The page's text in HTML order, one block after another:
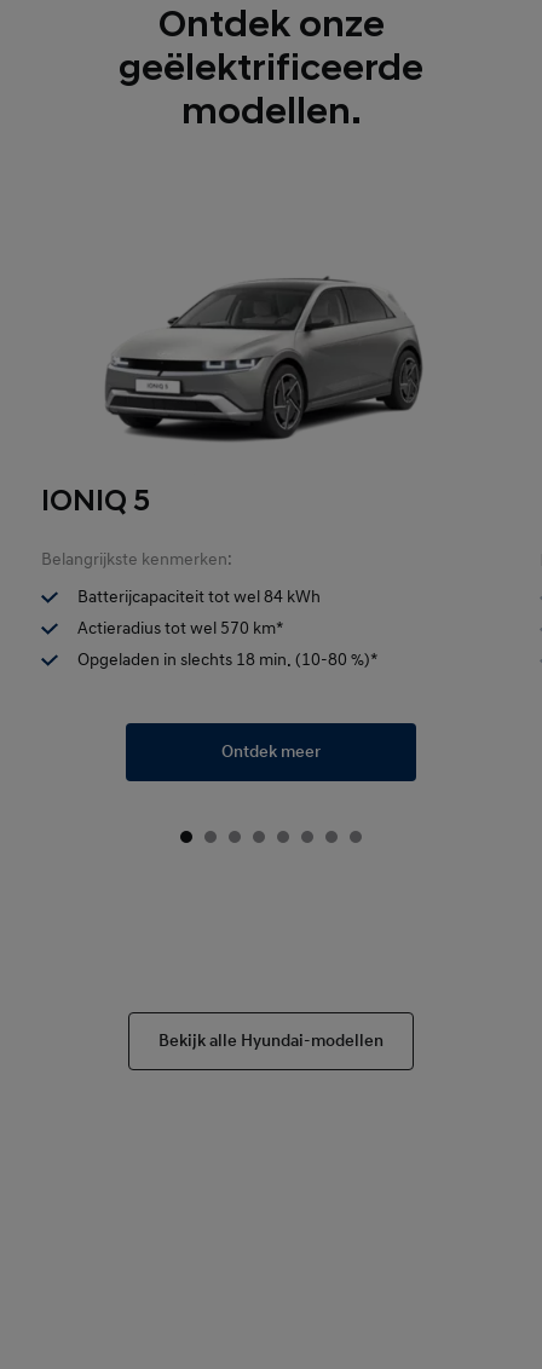
Ontdek onze
geëlektrificeerde
modellen.
IONIQ 5
Belangrijkste kenmerken:
Batterijcapaciteit tot wel 84 kWh
Actieradius tot wel 570 km*
Opgeladen in slechts 18 min. (10-80 %)*
Ontdek meer
Bekijk alle Hyundai-modellen